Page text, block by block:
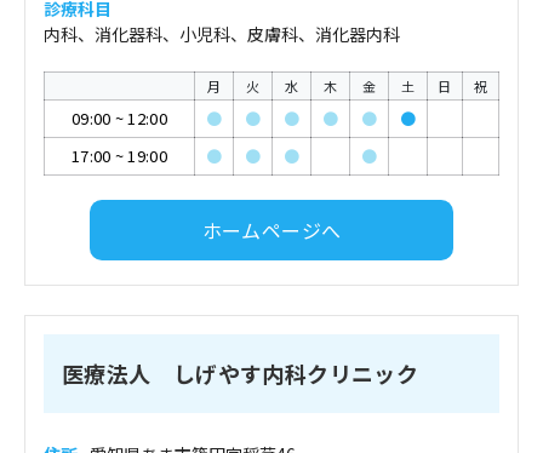
診療科目
内科、消化器科、小児科、皮膚科、消化器内科
月 火 水 木 金 土 日 祝
09:00 ~12:00 ● ● ● ● ●
●
17:00 ~19:00 ● ● ● ●
ホームページへ
医療法人 しげやす内科クリニック